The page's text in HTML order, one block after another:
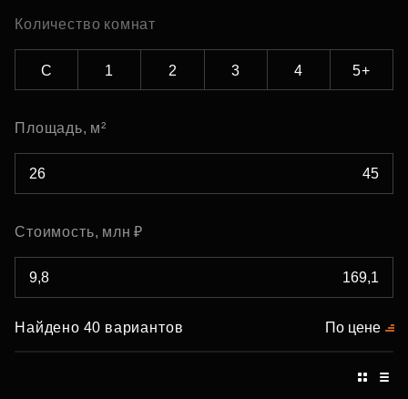
Количество комнат
С 1 2 3 4 5+
Площадь, м²
Стоимость, млн ₽
Найдено 40 вариантов По цене